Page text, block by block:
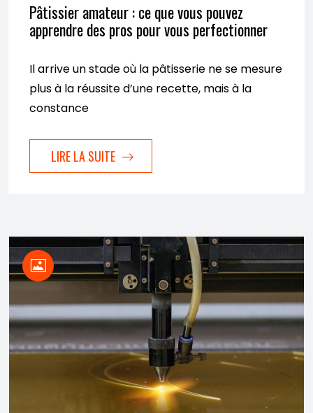
Pâtissier amateur : ce que vous pouvez
apprendre des pros pour vous perfectionner
Il arrive un stade où la pâtisserie ne se mesure
plus à la réussite d’une recette, mais à la
constance
LIRE LA SUITE